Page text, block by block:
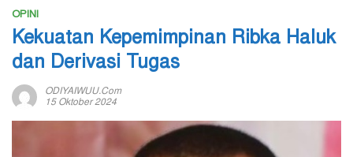
OPINI
Kekuatan Kepemimpinan Ribka Haluk
dan Derivasi Tugas
ODIYAIWUU.com
15 Oktober 2024